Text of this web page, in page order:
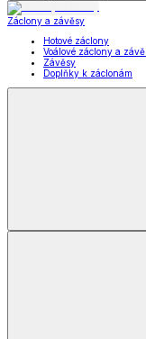
Záclony a závěsy
Hotové záclony
Voálové záclony a
Závěsy
Doplňky k záclonám